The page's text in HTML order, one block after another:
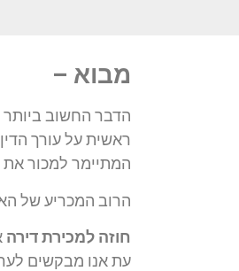
מבוא –
הדבר החשוב ביותר
ראשית על עורך
המתיימר למכור את
הרוב המכריע של
חוזה למכירת דירה
עת אנו מבקשים